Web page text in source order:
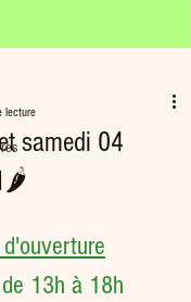
samedi 04
lecture
13h à 18h